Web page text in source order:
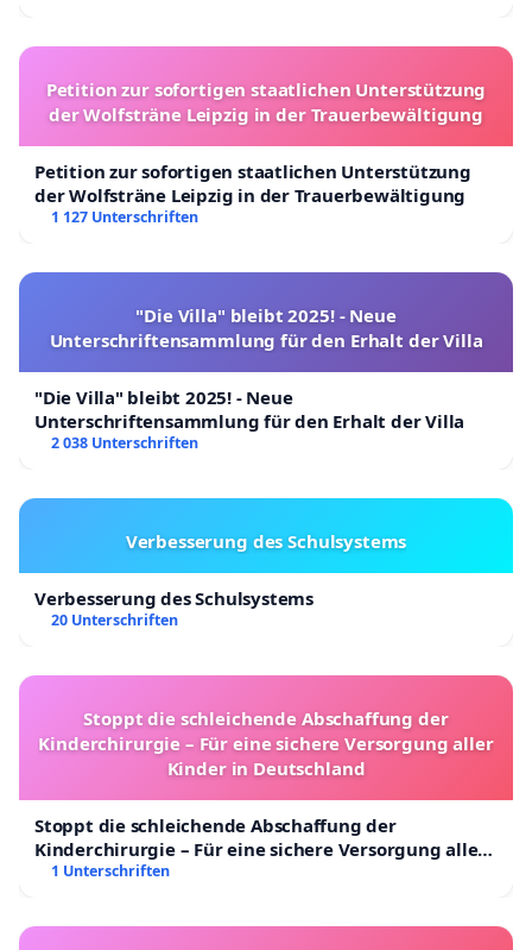
Petition zur sofortigen staatlichen Unterstützung
der Wolfsträne Leipzig in der Trauerbewältigung
Petition zur sofortigen staatlichen Unterstützung
der Wolfsträne Leipzig in der Trauerbewältigung
1 127 Unterschriften
"Die Villa" bleibt 2025! - Neue
Unterschriftensammlung für den Erhalt der Villa
"Die Villa" bleibt 2025! - Neue
Unterschriftensammlung für den Erhalt der Villa
2 038 Unterschriften
Verbesserung des Schulsystems
Verbesserung des Schulsystems
20 Unterschriften
Stoppt die schleichende Abschaffung der
Kinderchirurgie – Für eine sichere Versorgung aller
Kinder in Deutschland
Stoppt die schleichende Abschaffung der
Kinderchirurgie – Für eine sichere Versorgung aller
Kinder in Deutschland
1 Unterschriften